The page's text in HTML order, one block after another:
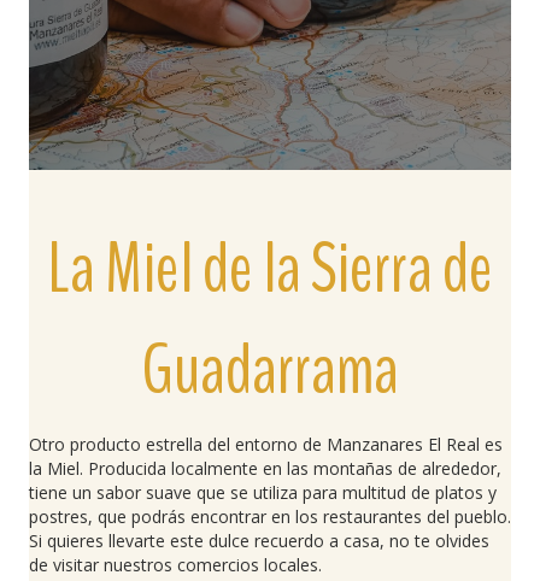
La Miel de la Sierra de
Guadarrama
Otro producto estrella del entorno de Manzanares El Real es
la Miel. Producida localmente en las montañas de alrededor,
tiene un sabor suave que se utiliza para multitud de platos y
postres, que podrás encontrar en los restaurantes del pueblo.
Si quieres llevarte este dulce recuerdo a casa, no te olvides
de visitar nuestros comercios locales.